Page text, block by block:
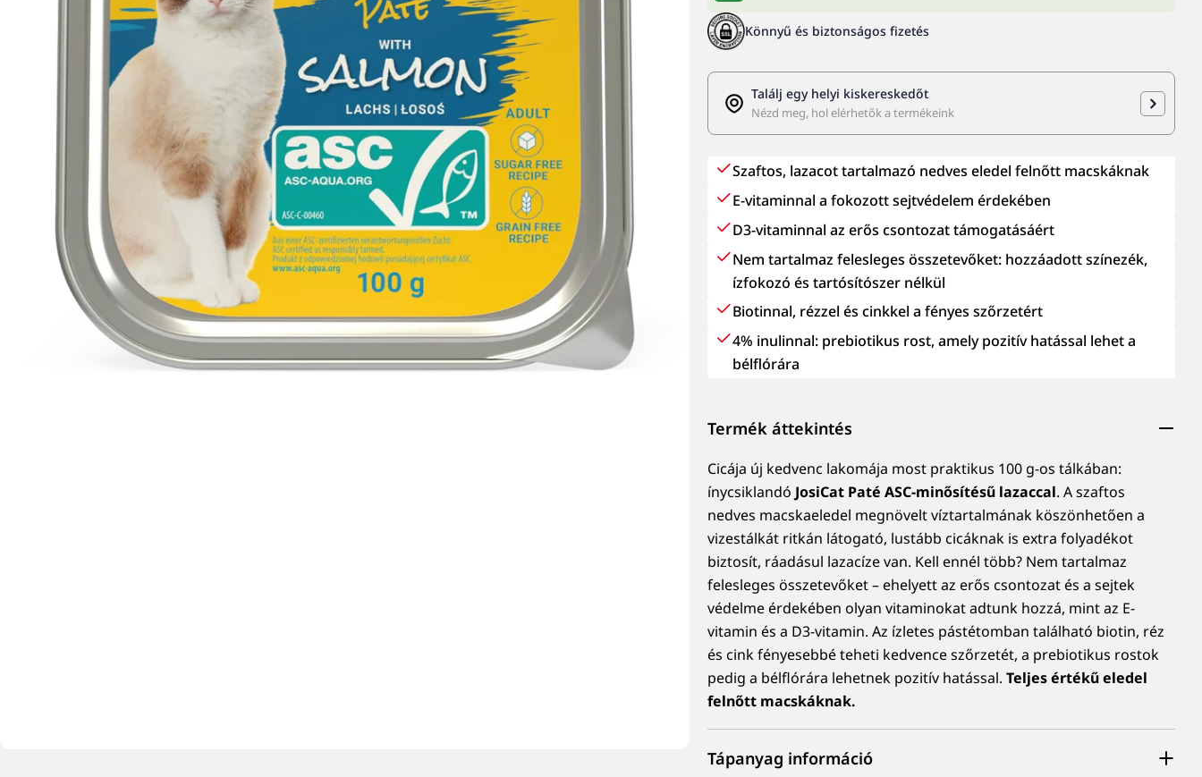
média megnyitása modális ablakban
Könnyű és biztonságos fizetés
Találj egy helyi kiskereskedőt
Nézd meg, hol elérhetők a termékeink
Szaftos, lazacot tartalmazó nedves eledel felnőtt macskáknak
E-vitaminnal a fokozott sejtvédelem érdekében
D3-vitaminnal az erős csontozat támogatásáért
Nem tartalmaz felesleges összetevőket: hozzáadott színezék,
ízfokozó és tartósítószer nélkül
Biotinnal, rézzel és cinkkel a fényes szőrzetért
4% inulinnal: prebiotikus rost, amely pozitív hatással lehet a
bélflórára
Termék áttekintés
Cicája új kedvenc lakomája most praktikus 100 g-os tálkában:
ínycsiklandó JosiCat Paté ASC-minősítésű lazaccal. A szaftos
nedves macskaeledel megnövelt víztartalmának köszönhetően a
vizestálkát ritkán látogató, lustább cicáknak is extra folyadékot
biztosít, ráadásul lazacíze van. Kell ennél több? Nem tartalmaz
felesleges összetevőket – ehelyett az erős csontozat és a sejtek
védelme érdekében olyan vitaminokat adtunk hozzá, mint az E-
vitamin és a D3-vitamin. Az ízletes pástétomban található biotin, réz
és cink fényesebbé teheti kedvence szőrzetét, a prebiotikus rostok
pedig a bélflórára lehetnek pozitív hatással.Teljes értékű eledel
felnőtt macskáknak.
Tápanyag információ